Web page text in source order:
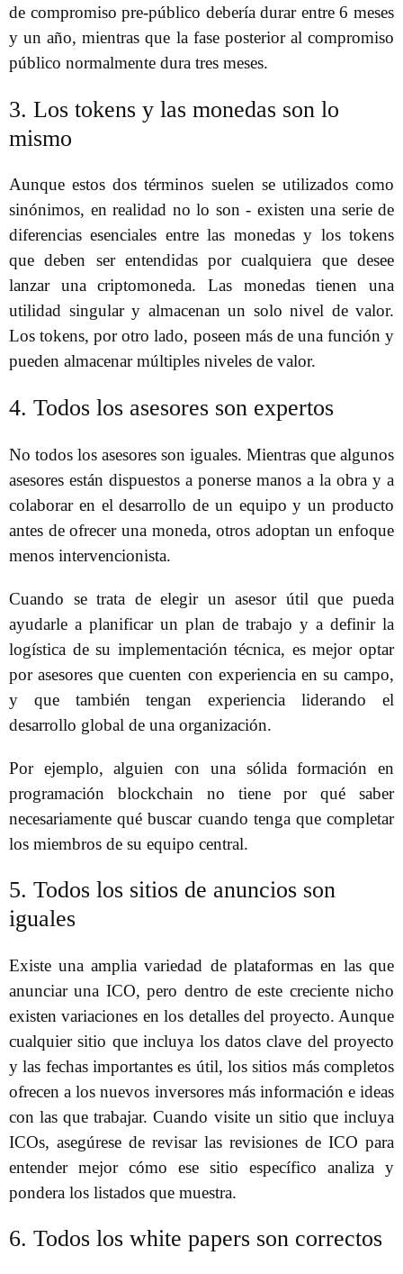
de compromiso pre-público debería durar entre 6 meses
y un año, mientras que la fase posterior al compromiso
público normalmente dura tres meses.
3. Los tokens y las monedas son lo
mismo
Aunque estos dos términos suelen se utilizados como
sinónimos, en realidad no lo son - existen una serie de
diferencias esenciales entre las monedas y los tokens
que deben ser entendidas por cualquiera que desee
lanzar una criptomoneda. Las monedas tienen una
utilidad singular y almacenan un solo nivel de valor.
Los tokens, por otro lado, poseen más de una función y
pueden almacenar múltiples niveles de valor.
4. Todos los asesores son expertos
No todos los asesores son iguales. Mientras que algunos
asesores están dispuestos a ponerse manos a la obra y a
colaborar en el desarrollo de un equipo y un producto
antes de ofrecer una moneda, otros adoptan un enfoque
menos intervencionista.
Cuando se trata de elegir un asesor útil que pueda
ayudarle a planificar un plan de trabajo y a definir la
logística de su implementación técnica, es mejor optar
por asesores que cuenten con experiencia en su campo,
y que también tengan experiencia liderando el
desarrollo global de una organización.
Por ejemplo, alguien con una sólida formación en
programación blockchain no tiene por qué saber
necesariamente qué buscar cuando tenga que completar
los miembros de su equipo central.
5. Todos los sitios de anuncios son
iguales
Existe una amplia variedad de plataformas en las que
anunciar una ICO, pero dentro de este creciente nicho
existen variaciones en los detalles del proyecto. Aunque
cualquier sitio que incluya los datos clave del proyecto
y las fechas importantes es útil, los sitios más completos
ofrecen a los nuevos inversores más información e ideas
con las que trabajar. Cuando visite un sitio que incluya
ICOs, asegúrese de revisar las revisiones de ICO para
entender mejor cómo ese sitio específico analiza y
pondera los listados que muestra.
6. Todos los white papers son correctos